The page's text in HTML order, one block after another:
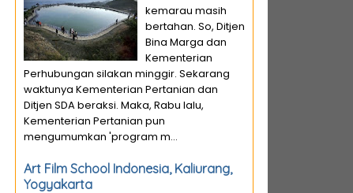
kemarau masih
bertahan. So, Ditjen
Bina Marga dan
Kementerian
Perhubungan silakan minggir. Sekarang
waktunya Kementerian Pertanian dan
Ditjen SDA beraksi. Maka, Rabu lalu,
Kementerian Pertanian pun
mengumumkan 'program m...
Art Film School Indonesia, Kaliurang,
Yogyakarta